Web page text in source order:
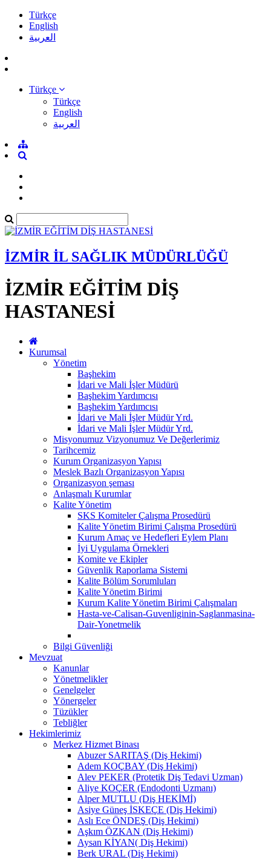
Türkçe
English
العربية
Türkçe
Türkçe
English
العربية
İZMİR İL SAĞLIK MÜDÜRLÜĞÜ
İZMİR EĞİTİM DİŞ
HASTANESİ
Kurumsal
Yönetim
Başhekim
İdari ve Mali İşler Müdürü
Başhekim Yardımcısı
Başhekim Yardımcısı
İdari ve Mali İşler Müdür Yrd.
İdari ve Mali İşler Müdür Yrd.
Misyonumuz Vizyonumuz Ve Değerlerimiz
Tarihcemiz
Kurum Organizasyon Yapısı
Meslek Bazlı Organizasyon Yapısı
Organizasyon şeması
Anlaşmalı Kurumlar
Kalite Yönetim
SKS Komiteler Çalışma Prosedürü
Kalite Yönetim Birimi Çalışma Prosedürü
Kurum Amaç ve Hedefleri Eylem Planı
İyi Uygulama Örnekleri
Komite ve Ekipler
Güvenlik Raporlama Sistemi
Kalite Bölüm Sorumluları
Kalite Yönetim Birimi
Kurum Kalite Yönetim Birimi Çalışmaları
Hasta-ve-Calisan-Guvenliginin-Saglanmasina-
Dair-Yonetmelik
Bilgi Güvenliği
Mevzuat
Kanunlar
Yönetmelikler
Genelgeler
Yönergeler
Tüzükler
Tebliğler
Hekimlerimiz
Merkez Hizmet Binası
Abuzer SARITAŞ (Diş Hekimi)
Adem KOÇBAY (Diş Hekimi)
Alev PEKER (Protetik Diş Tedavi Uzman)
Aliye KOÇER (Endodonti Uzmanı)
Alper MUTLU (Diş HEKİMİ)
Asiye Güneş İSKEÇE (Diş Hekimi)
Aslı Ece ÖNDEŞ (Diş Hekimi)
Aşkım ÖZKAN (Diş Hekimi)
Aysan KİYAN( Diş Hekimi)
Berk URAL (Diş Hekimi)